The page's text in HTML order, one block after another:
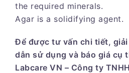
the required minerals.
Agar is a solidifying agent.
Để được tư vấn chi tiết,
dẫn sử dụng và báo giá cụ
Labcare VN – Công ty